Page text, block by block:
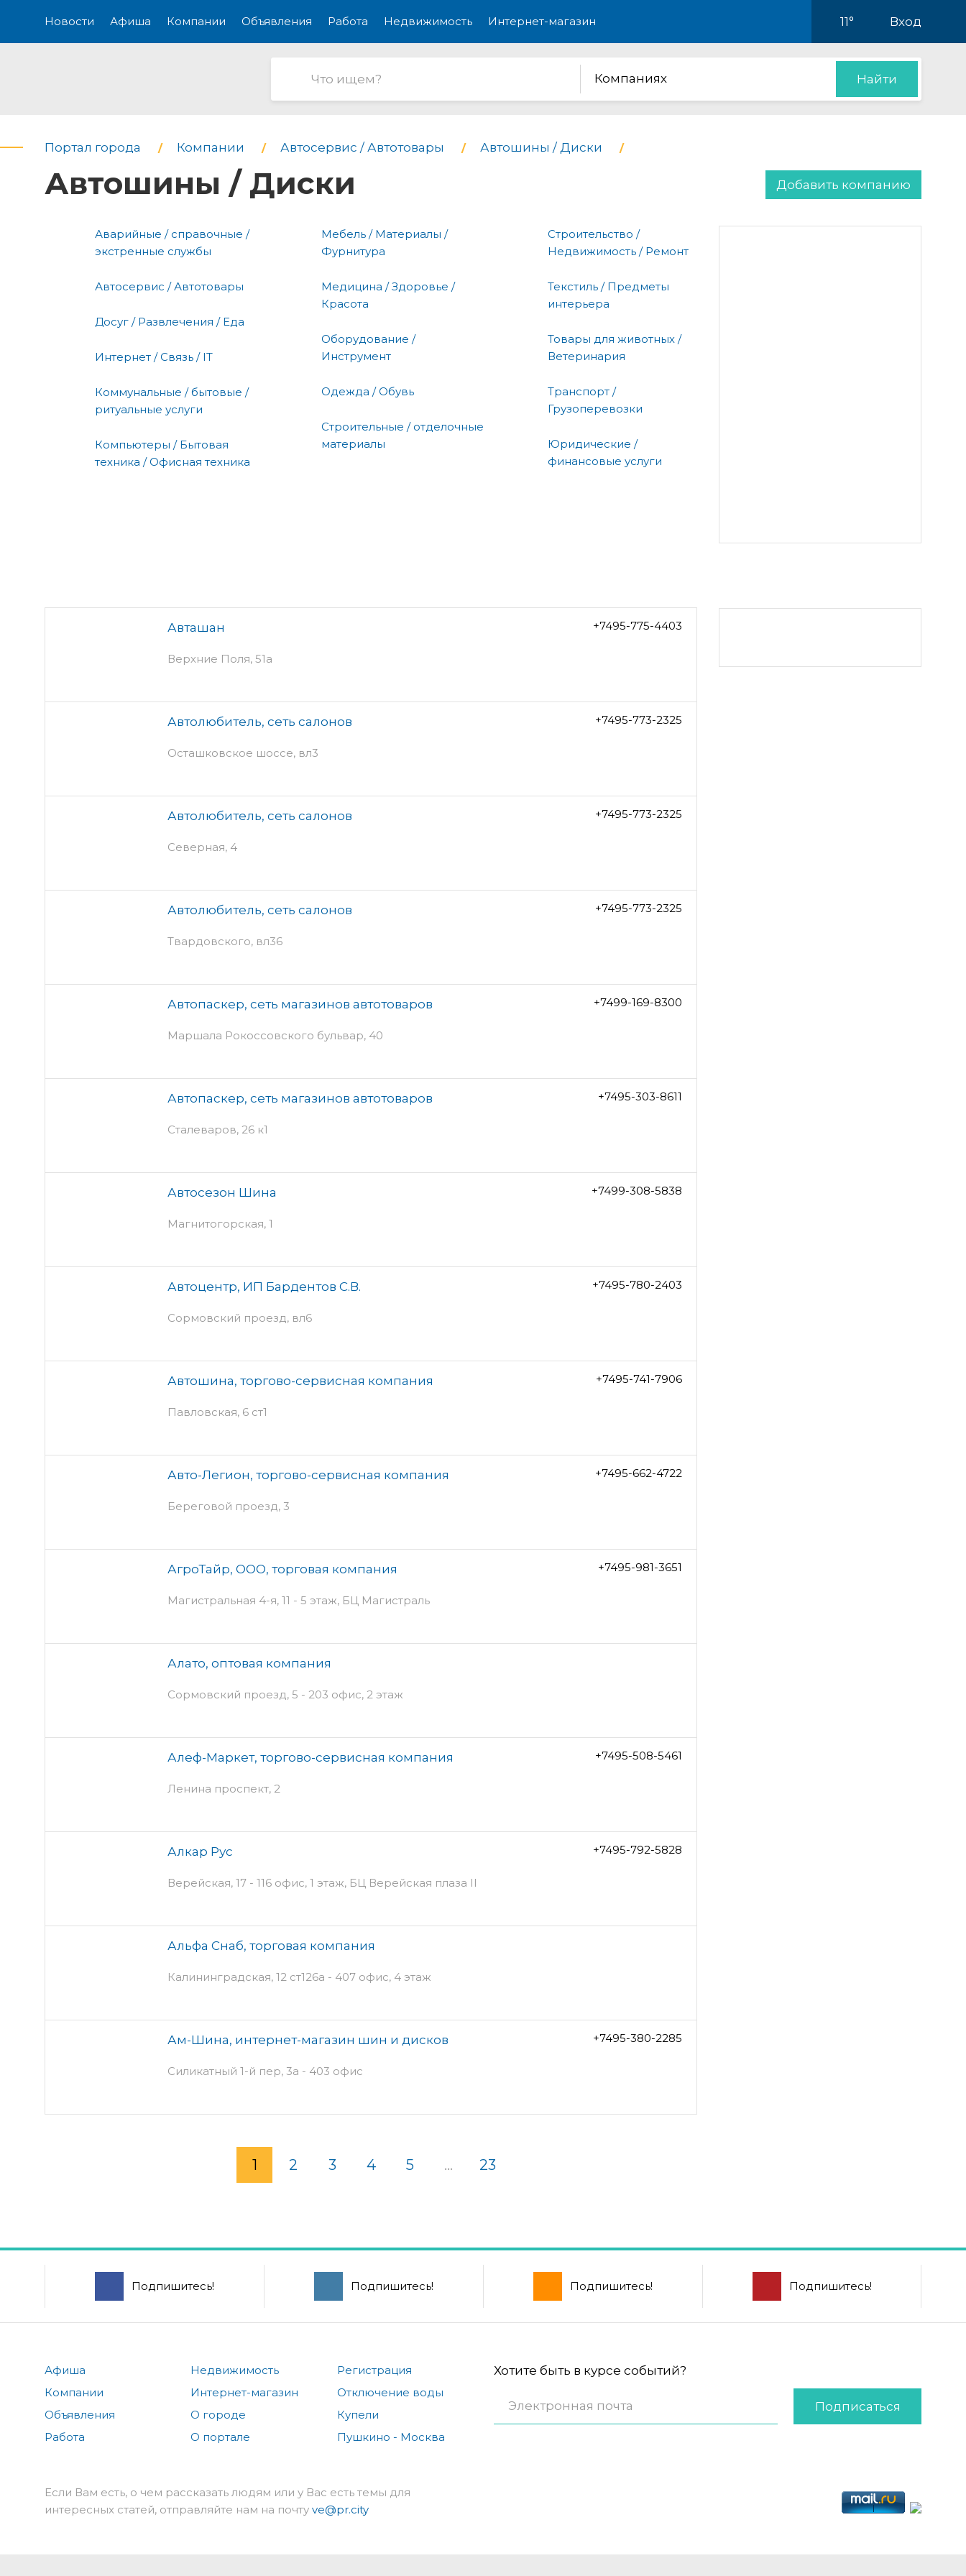
Новости Афиша Компании Объявления Работа Недвижимость Интернет-магазин 11° Вход
Компаниях Найти
Портал города Компании Автосервис / Автотовары Автошины / Диски
Автошины / Диски Добавить компанию
Аварийные / справочные /
экстренные службы
Автосервис / Автотовары
Досуг / Развлечения / Еда
Интернет / Связь / IT
Коммунальные / бытовые /
ритуальные услуги
Компьютеры / Бытовая
техника / Офисная техника
Мебель / Материалы /
Фурнитура
Медицина / Здоровье /
Красота
Оборудование /
Инструмент
Одежда / Обувь
Строительные / отделочные
материалы
Строительство /
Недвижимость / Ремонт
Текстиль / Предметы
интерьера
Товары для животных /
Ветеринария
Транспорт /
Грузоперевозки
Юридические /
финансовые услуги
Авташан
Верхние Поля, 51а
+7495-775-4403
Автолюбитель, сеть салонов
Осташковское шоссе, вл3
+7495-773-2325
Автолюбитель, сеть салонов
Северная, 4
+7495-773-2325
Автолюбитель, сеть салонов
Твардовского, вл36
+7495-773-2325
Автопаскер, сеть магазинов автотоваров
Маршала Рокоссовского бульвар, 40
+7499-169-8300
Автопаскер, сеть магазинов автотоваров
Сталеваров, 26 к1
+7495-303-8611
Автосезон Шина
Магнитогорская, 1
+7499-308-5838
Автоцентр, ИП Бардентов С.В.
Сормовский проезд, вл6
+7495-780-2403
Автошина, торгово-сервисная компания
Павловская, 6 ст1
+7495-741-7906
Авто-Легион, торгово-сервисная компания
Береговой проезд, 3
+7495-662-4722
АгроТайр, ООО, торговая компания
Магистральная 4-я, 11 - 5 этаж, БЦ Магистраль
+7495-981-3651
Алато, оптовая компания
Сормовский проезд, 5 - 203 офис, 2 этаж
Алеф-Маркет, торгово-сервисная компания
Ленина проспект, 2
+7495-508-5461
Алкар Рус
Верейская, 17 - 116 офис, 1 этаж, БЦ Верейская плаза II
+7495-792-5828
Альфа Снаб, торговая компания
Калининградская, 12 ст126а - 407 офис, 4 этаж
Ам-Шина, интернет-магазин шин и дисков
Силикатный 1-й пер, 3а - 403 офис
+7495-380-2285
1 2 3 4 5 ... 23
Подпишитесь! Подпишитесь! Подпишитесь! Подпишитесь!
Афиша
Компании
Объявления
Работа
Недвижимость
Интернет-магазин
О городе
О портале
Регистрация
Отключение воды
Купели
Пушкино - Москва
Хотите быть в курсе событий?
Подписаться
Если Вам есть, о чем рассказать людям или у Вас есть темы для
интересных статей, отправляйте нам на почту ve@pr.city